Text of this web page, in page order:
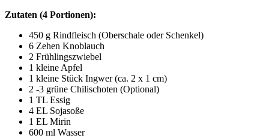
Zutaten (4 Portionen):
450 g Rindfleisch (Oberschale oder Schenkel)
6 Zehen Knoblauch
2 Frühlingszwiebel
1 kleine Apfel
1 kleine Stück Ingwer (ca. 2 x 1 cm)
2 -3 grüne Chilischoten (Optional)
1 TL Essig
4 EL Sojasoße
1 EL Mirin
600 ml Wasser